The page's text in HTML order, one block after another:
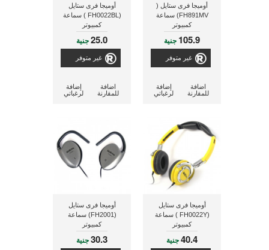
أوميجا فرى ستايل (
FH891MV) سماعة
كمبيوتر
105.9 جنية
غير متوفر
إضافة
لرغباتي
اضافة
للمقارنة
أوميجا فرى ستايل
(FH0022BL ) سماعة
كمبيوتر
25.0جنية
غير متوفر
إضافة
لرغباتي
اضافة
للمقارنة
أوميجا فرى ستايل
(FH0022Y ) سماعة
كمبيوتر
40.4جنية
أوميجا فرى ستايل
(FH2001) سماعة
كمبيوتر
30.3جنية